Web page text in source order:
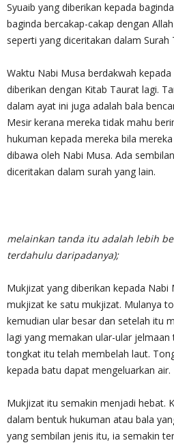
Syuaib yang diberikan kepada
baginda bercakap-cakap dengan
seperti yang diceritakan dalam Surah
Waktu Nabi Musa berdakwah
diberikan dengan Kitab Taurat lagi.
dalam ayat ini juga adalah bala
Mesir kerana mereka tidak mahu
hukuman kepada mereka bila
dibawa oleh Nabi Musa. Ada
diceritakan dalam surah yang lain.
melainkan tanda itu adalah lebih
terdahulu daripadanya);
Mukjizat yang diberikan kepada Nabi
mukjizat ke satu mukjizat. Mulanya
kemudian ular besar dan setelah itu
lagi yang memakan ular-ular jelmaan
tongkat itu telah membelah laut.
kepada batu dapat mengeluarkan air.
Mukjizat itu semakin menjadi hebat.
dalam bentuk hukuman atau bala
yang sembilan jenis itu, ia semakin